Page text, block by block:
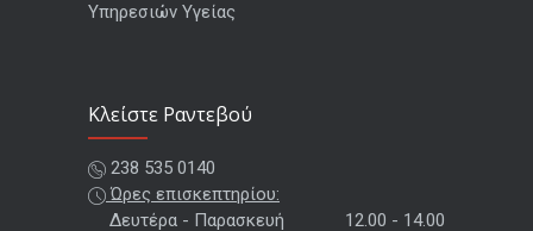
Υπηρεσιών Υγείας
Kλείστε Ραντεβού
238 535 0140
Ώρες επισκεπτηρίου:
Δευτέρα - Παρασκευή
12.00 - 14.00